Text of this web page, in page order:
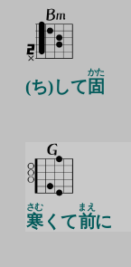
(ち)して固
かた
寒
さむ
くて前
まえ
に